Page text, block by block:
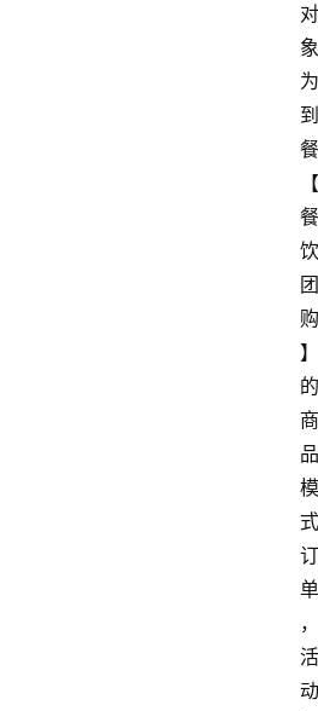
对
象
为
到
餐
【
餐
饮
团
购
】
的
商
品
模
式
订
单
，
活
动